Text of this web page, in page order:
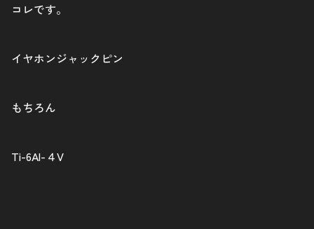
コレです。
イヤホンジャックピン
もちろん
Ti-6Al-４V